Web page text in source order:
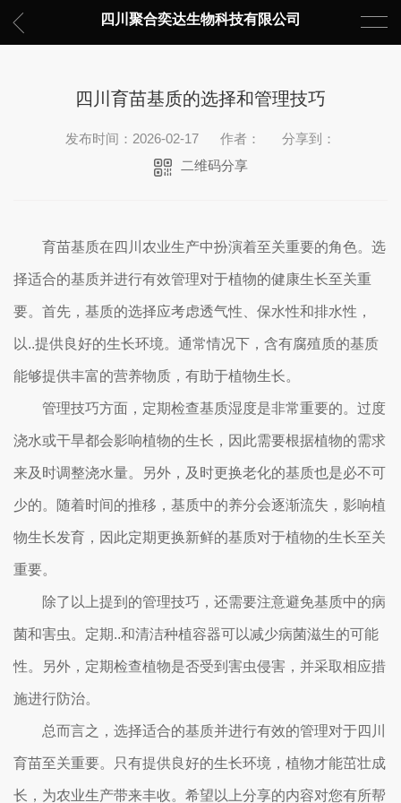
四川聚合奕达生物科技有限公司
四川育苗基质的选择和管理技巧
发布时间：2026-02-17 作者：
分享到：
二维码分享
育苗基质在四川农业生产中扮演着至关重要的角色。选
择适合的基质并进行有效管理对于植物的健康生长至关重
要。首先，基质的选择应考虑透气性、保水性和排水性，
以..提供良好的生长环境。通常情况下，含有腐殖质的基质
能够提供丰富的营养物质，有助于植物生长。
管理技巧方面，定期检查基质湿度是非常重要的。过度
浇水或干旱都会影响植物的生长，因此需要根据植物的需求
来及时调整浇水量。另外，及时更换老化的基质也是必不可
少的。随着时间的推移，基质中的养分会逐渐流失，影响植
物生长发育，因此定期更换新鲜的基质对于植物的生长至关
重要。
除了以上提到的管理技巧，还需要注意避免基质中的病
菌和害虫。定期..和清洁种植容器可以减少病菌滋生的可能
性。另外，定期检查植物是否受到害虫侵害，并采取相应措
施进行防治。
总而言之，选择适合的基质并进行有效的管理对于四川
育苗至关重要。只有提供良好的生长环境，植物才能茁壮成
长，为农业生产带来丰收。希望以上分享的内容对您有所帮